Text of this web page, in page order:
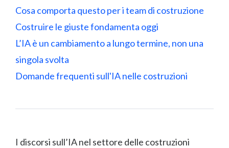
Cosa comporta questo per i team di costruzione
Costruire le giuste fondamenta oggi
L’IA è un cambiamento a lungo termine, non una
singola svolta
Domande frequenti sull'IA nelle costruzioni
I discorsi sull’IA nel settore delle costruzioni